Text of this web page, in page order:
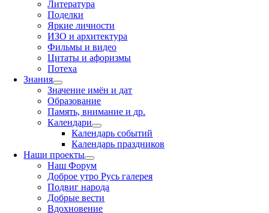
Литература
Поделки
Яркие личности
ИЗО и архитектура
Фильмы и видео
Цитаты и афоризмы
Потеха
Знания
Значение имён и дат
Образование
Память, внимание и др.
Календари
Календарь событий
Календарь праздников
Наши проекты
Наш Форум
Доброе утро Русь галерея
Подвиг народа
Добрые вести
Вдохновение